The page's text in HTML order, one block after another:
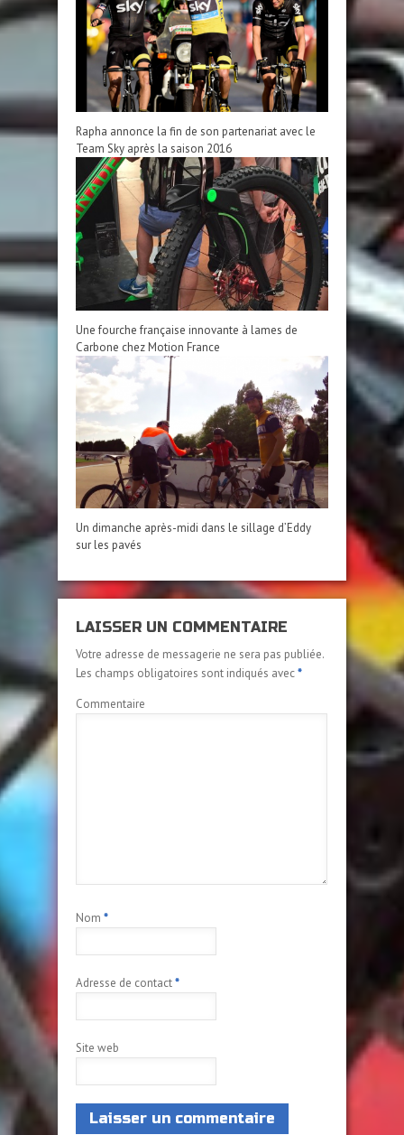
Rapha annonce la fin de son partenariat avec le
Team Sky après la saison 2016
Une fourche française innovante à lames de
Carbone chez Motion France
Un dimanche après-midi dans le sillage d’Eddy
sur les pavés
LAISSER UN COMMENTAIRE
Votre adresse de messagerie ne sera pas publiée.
Les champs obligatoires sont indiqués avec*
Commentaire
Nom *
Adresse de contact*
Site web